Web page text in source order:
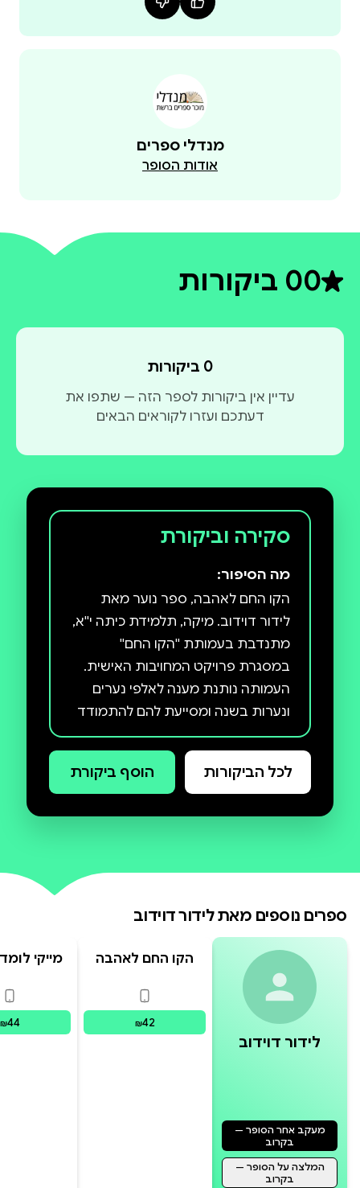
מנדלי ספרים
אודות הסופר
0דירוג ממוצע 0 מתוך 5
0 ביקורות
0 ביקורות
עדיין אין ביקורות לספר הזה — שתפו את
דעתכם ועזרו לקוראים הבאים
סקירה וביקורת
מה הסיפור:
הקו החם לאהבה, ספר נוער מאת
לידור דוידוב. מיקה, תלמידת כיתה י''א,
מתנדבת בעמותת ''הקו החם''
במסגרת פרויקט המחויבות האישית.
העמותה נותנת מענה לאלפי נערים
ונערות בשנה ומסייעת להם להתמודד
עם מגוון קשיים. שחר לומד בשכבה של
מיקה אבל מעולם לא דיבר איתה. הוא
איבד את אביו במלחמת לבנון השנייה
של מיקה ושחר, שאינם יודעים זה את
להעמיק את הקשר ביניהם, והאם
הקרובים אליהם יצליחו להיחלץ מהמ
לכל הביקורות הוסף ביקורת
ספרים נוספים מאתלידור דוידוב
לידור דוידוב
מעקב אחר הסופר —
בקרוב
המלצה על הסופר —
בקרוב
הקו החם לאהבה
פורמטים זמינים
₪42
מייקי
₪44